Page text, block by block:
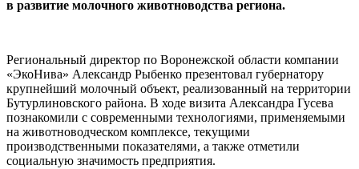
в развитие молочного животноводства региона.
Региональный директор по Воронежской области компании
«ЭкоНива» Александр Рыбенко презентовал губернатору
крупнейший молочный объект, реализованный на территории
Бутурлиновского района. В ходе визита Александра Гусева
познакомили с современными технологиями, применяемыми
на животноводческом комплексе, текущими
производственными показателями, а также отметили
социальную значимость предприятия.